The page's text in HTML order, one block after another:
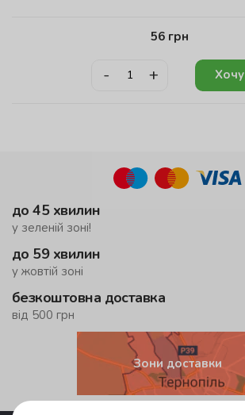
56 грн
- + Хочу
до 45 хвилин
у зеленій зоні!
до 59 хвилин
у жовтій зоні
безкоштовна доставка
від 500 грн
Зони доставки